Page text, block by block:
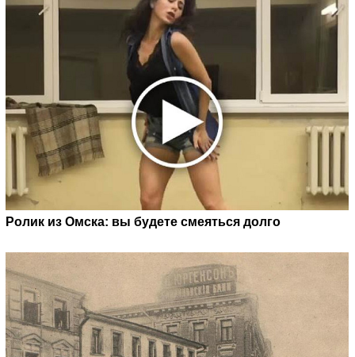
Ролик из Омска: вы будете смеяться долго